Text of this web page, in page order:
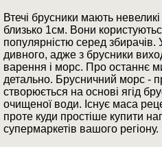
Втечі брусники мають
близько 1см. Вони
популярністю серед збирачів.
дивного, адже з брусники
варення і морс. Про останнє
детально. Брусничний морс -
створюється на основі ягід
очищеної води. Існує маса
проте куди простіше купити
супермаркетів вашого регіону.